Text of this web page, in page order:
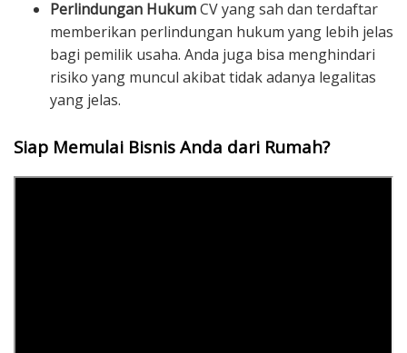
Perlindungan HukumCV yang sah dan terdaftar
memberikan perlindungan hukum yang lebih jelas
bagi pemilik usaha. Anda juga bisa menghindari
risiko yang muncul akibat tidak adanya legalitas
yang jelas.
Siap Memulai Bisnis Anda dari Rumah?